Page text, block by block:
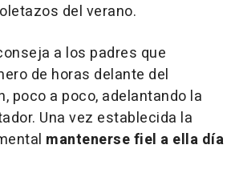
del verano.
a los padres que
de horas delante del
poco a poco, adelantando la
Una vez establecida la
mantenerse fiel a ella día